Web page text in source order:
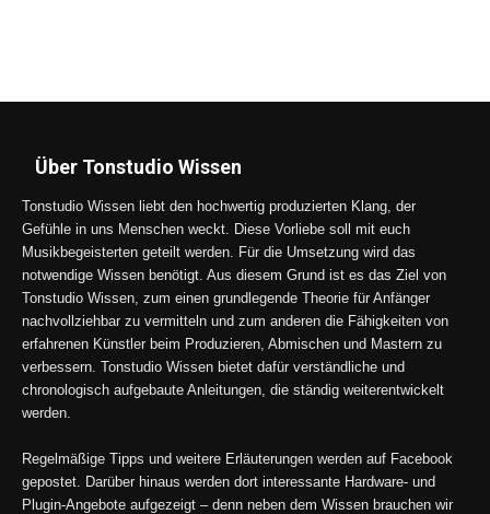
Über Tonstudio Wissen
Tonstudio Wissen liebt den hochwertig produzierten Klang, der
Gefühle in uns Menschen weckt. Diese Vorliebe soll mit euch
Musikbegeisterten geteilt werden. Für die Umsetzung wird das
notwendige Wissen benötigt. Aus diesem Grund ist es das Ziel von
Tonstudio Wissen, zum einen grundlegende Theorie für Anfänger
nachvollziehbar zu vermitteln und zum anderen die Fähigkeiten von
erfahrenen Künstler beim Produzieren, Abmischen und Mastern zu
verbessern. Tonstudio Wissen bietet dafür verständliche und
chronologisch aufgebaute Anleitungen, die ständig weiterentwickelt
werden.
Regelmäßige Tipps und weitere Erläuterungen werden auf Facebook
gepostet. Darüber hinaus werden dort interessante Hardware- und
Plugin-Angebote aufgezeigt – denn neben dem Wissen brauchen wir